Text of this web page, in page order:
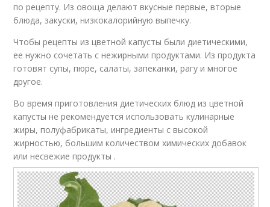
по рецепту. Из овоща делают вкусные первые, вторые
блюда, закуски, низкокалорийную выпечку.
Чтобы рецепты из цветной капусты были диетическими,
ее нужно сочетать с нежирными продуктами. Из продукта
готовят супы, пюре, салаты, запеканки, рагу и многое
другое.
Во время приготовления диетических блюд из цветной
капусты не рекомендуется использовать кулинарные
жиры, полуфабрикаты, ингредиенты с высокой
жирностью, большим количеством химических добавок
или несвежие продукты .